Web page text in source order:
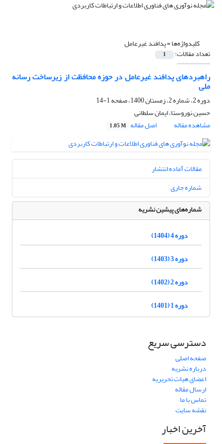
کلیدواژه‌ها =پدافند غیرعامل
تعداد مقالات: 1
راهبردهای پدافند غیرعامل در حوزه محافظت از زیرساخت رسانه
ملی
دوره 2، شماره 2، زمستان 1400، صفحه
1-14
حسین نوروستا، ایمان سلطانی
مشاهده مقاله
اصل مقاله 1.05 M
مقالات آماده انتشار
شماره جاری
شماره‌های پیشین نشریه
دوره 4 (1404)
دوره 3 (1403)
دوره 2 (1402)
دوره 1 (1401)
دسترسی سریع
صفحه اصلی
درباره نشریه
اعضای هیات تحریریه
ارسال مقاله
تماس با ما
نقشه سایت
آخرین اخبار